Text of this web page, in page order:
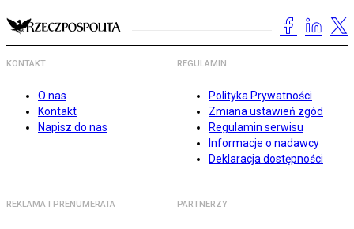
KONTAKT
O nas
Kontakt
Napisz do nas
REGULAMIN
Polityka Prywatności
Zmiana ustawień zgód
Regulamin serwisu
Informacje o nadawcy
Deklaracja dostępności
REKLAMA I PRENUMERATA PARTNERZY